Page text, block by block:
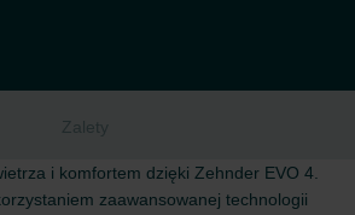
Zalety
i komfortem dzięki Zehnder EVO 4.
zaawansowanej technologii